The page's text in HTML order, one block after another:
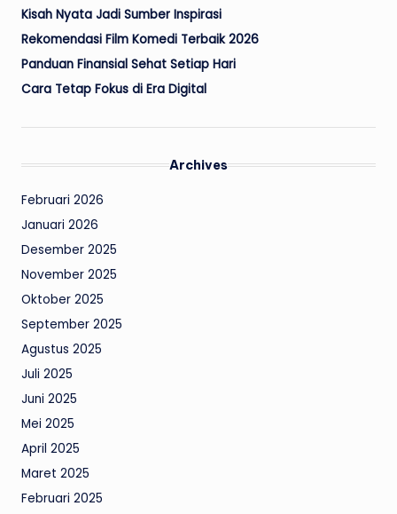
Kisah Nyata Jadi Sumber Inspirasi
Rekomendasi Film Komedi Terbaik 2026
Panduan Finansial Sehat Setiap Hari
Cara Tetap Fokus di Era Digital
Archives
Februari 2026
Januari 2026
Desember 2025
November 2025
Oktober 2025
September 2025
Agustus 2025
Juli 2025
Juni 2025
Mei 2025
April 2025
Maret 2025
Februari 2025